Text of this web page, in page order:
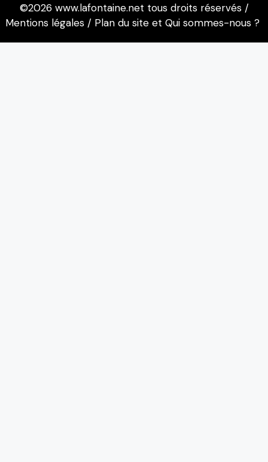
©2026 www.lafontaine.net tous droits réservés /
Mentions légales / Plan du site et Qui sommes-nous ?